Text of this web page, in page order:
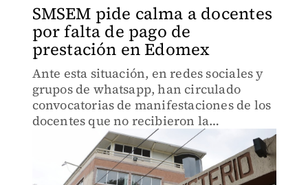
SMSEM pide calma a docentes
por falta de pago de
prestación en Edomex
Ante esta situación, en redes sociales y
grupos de whatsapp, han circulado
convocatorias de manifestaciones de los
docentes que no recibieron la
mencionada prestación.